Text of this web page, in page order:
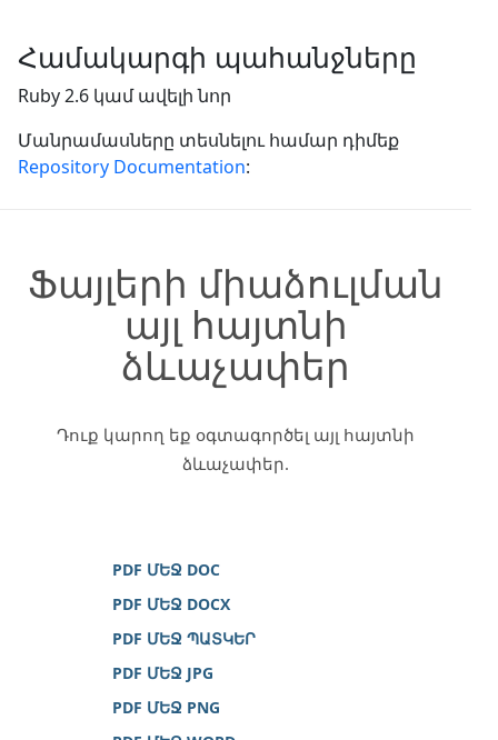
Համակարգի պահանջները
Ruby 2.6 կամ ավելի նոր
Մանրամասները տեսնելու համար դիմեք
Repository Documentation:
Ֆայլերի միաձուլման
այլ հայտնի
ձևաչափեր
Դուք կարող եք օգտագործել այլ հայտնի
ձևաչափեր.
PDF ՄԵՋ DOC
PDF ՄԵՋ DOCX
PDF ՄԵՋ ՊԱՏԿԵՐ
PDF ՄԵՋ JPG
PDF ՄԵՋ PNG